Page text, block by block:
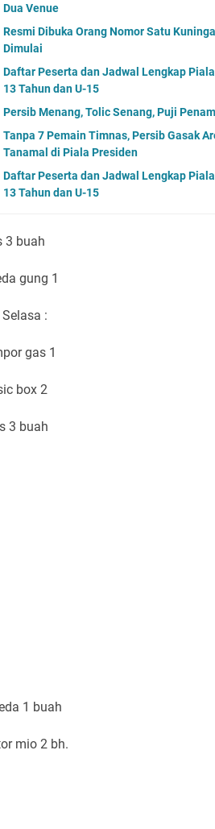
Dua Venue
Resmi Dibuka Orang Nomor Satu
Dimulai
Daftar Peserta dan Jadwal Lengkap
13 Tahun dan U-15
Persib Menang, Tolic Senang, Puji
Tanpa 7 Pemain Timnas, Persib Gasak
Tanamal di Piala Presiden
Daftar Peserta dan Jadwal Lengkap
13 Tahun dan U-15
buah
gung 1
:
gas 1
box 2
3 buah
1 buah
mio 2 bh.